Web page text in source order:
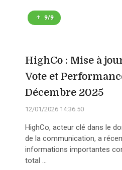
9/9
HighCo : Mise à
Vote et
Décembre 2025
12/01/2026 14:36:50
HighCo, acteur clé dans le
de la communication, a
informations importantes
total ...